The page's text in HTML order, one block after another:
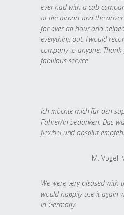
ever had with a cab
at the airport and the
for over an hour and
everything out. I would
company to anyone. Thank
fabulous service!
Ich möchte mich für den
Fahrer/in bedanken. Das
flexibel und absolut
M. Vogel,
We were very pleased with
would happily use it again
in Germany.